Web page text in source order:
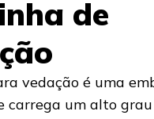
de
vedação é uma
carrega um alto